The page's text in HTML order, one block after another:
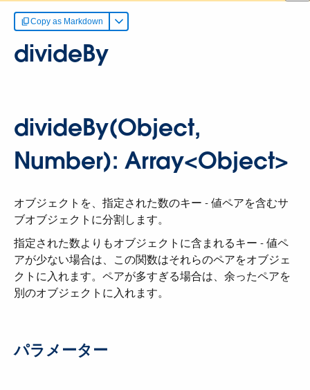
Copy as Markdown
divideBy
divideBy(Object,
Number): Array<Object>
オブジェクトを、指定された数のキー - 値ペアを含むサ
ブオブジェクトに分割します。
指定された数よりもオブジェクトに含まれるキー - 値ペ
アが少ない場合は、この関数はそれらのペアをオブジェ
クトに入れます。ペアが多すぎる場合は、余ったペアを
別のオブジェクトに入れます。
パラメーター